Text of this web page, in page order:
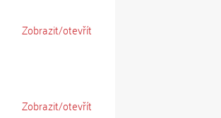
Zobrazit/otevřít
Zobrazit/otevřít